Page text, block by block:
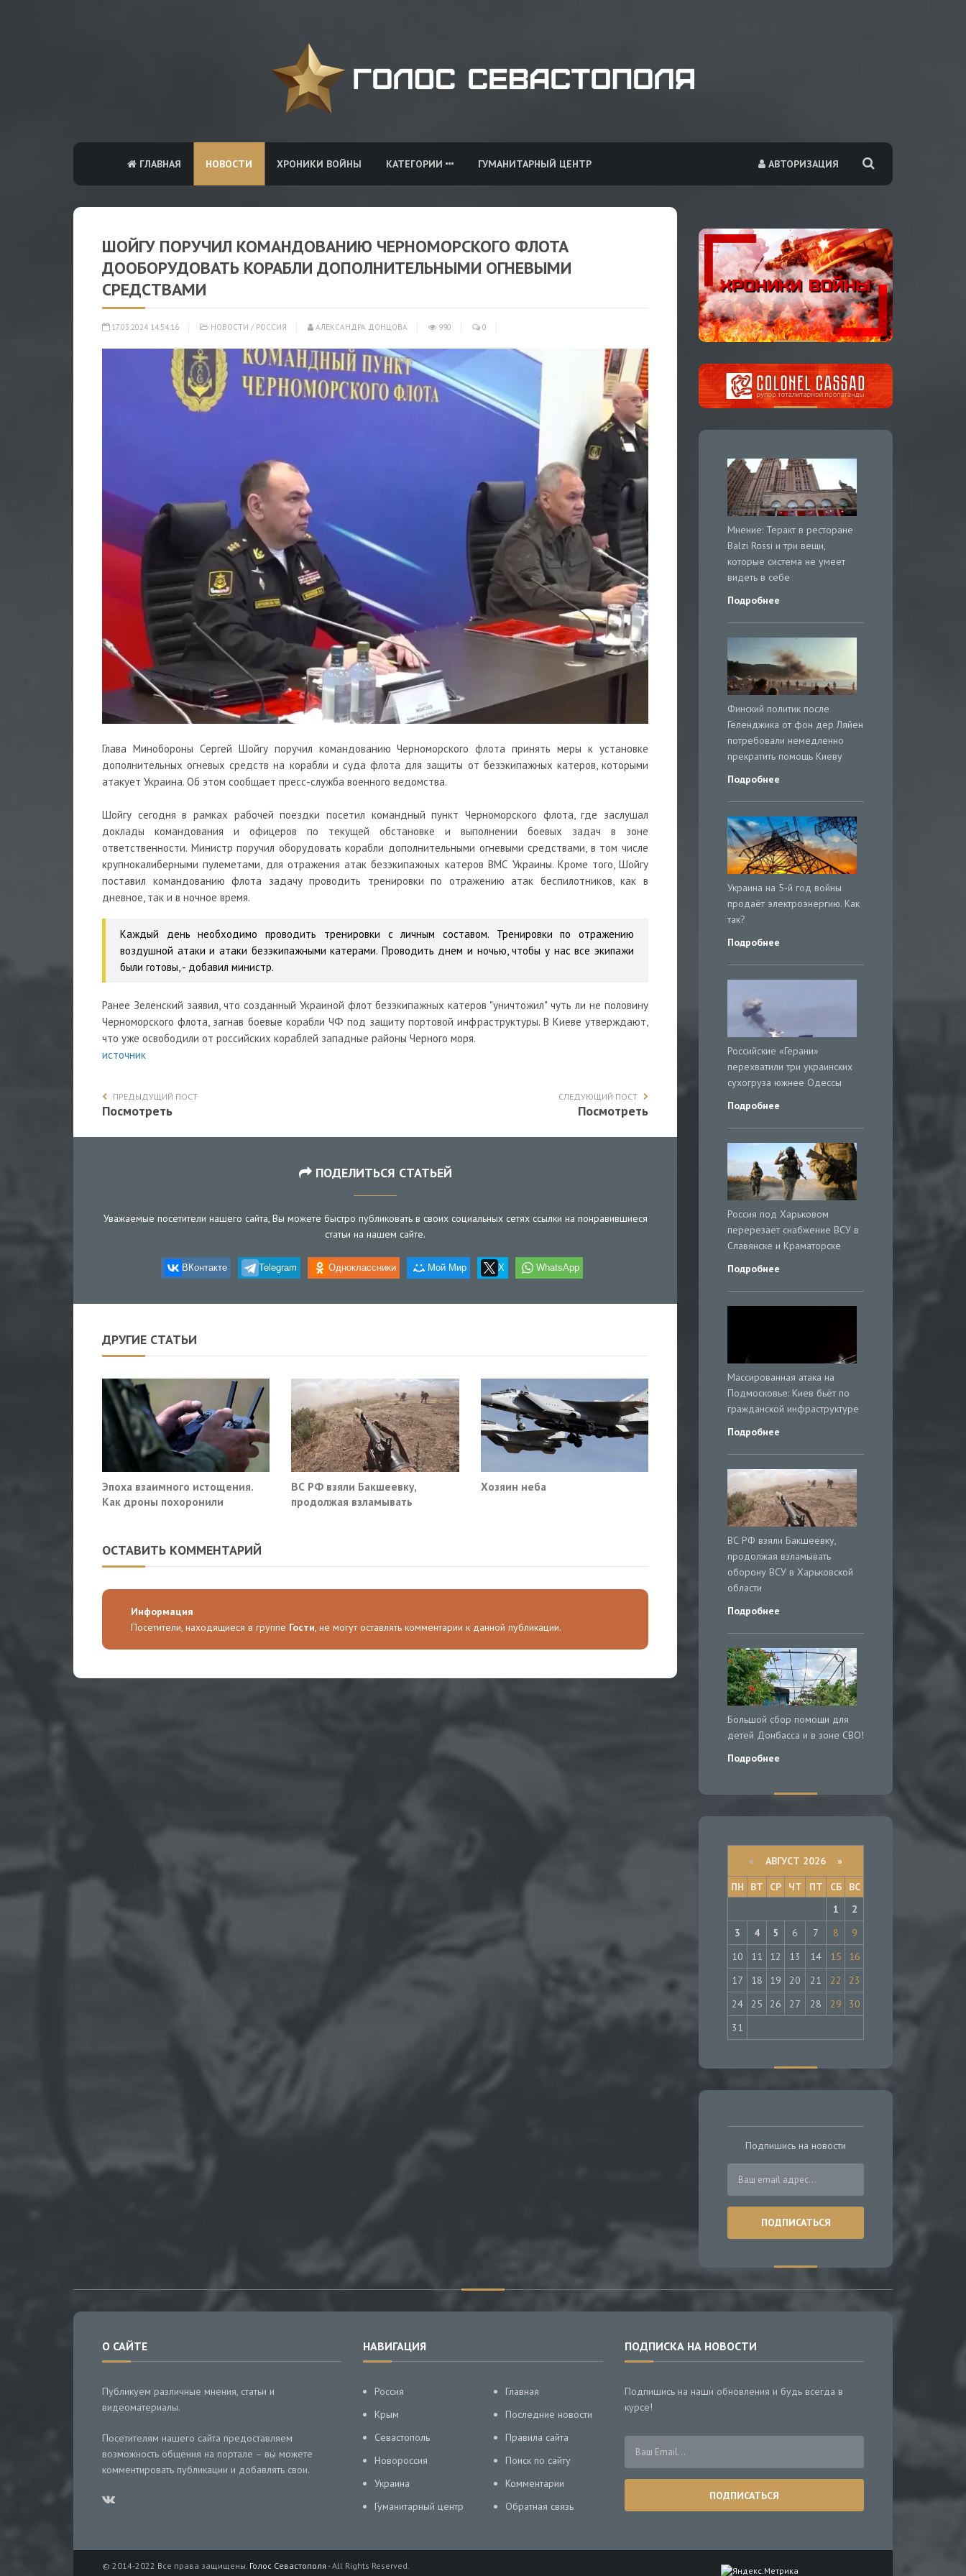
АВТОРИЗАЦИЯ
ГЛАВНАЯ НОВОСТИ ХРОНИКИ ВОЙНЫ КАТЕГОРИИ ГУМАНИТАРНЫЙ ЦЕНТР
ШОЙГУ ПОРУЧИЛ КОМАНДОВАНИЮ ЧЕРНОМОРСКОГО ФЛОТА
ДООБОРУДОВАТЬ КОРАБЛИ ДОПОЛНИТЕЛЬНЫМИ ОГНЕВЫМИ
СРЕДСТВАМИ
17.03.2024 14:54:16 НОВОСТИ / РОССИЯ АЛЕКСАНДРА ДОНЦОВА 990 0
Глава Минобороны Сергей Шойгу поручил командованию Черноморскогофлота принять меры к установке
дополнительных огневых средств на корабли и суда флота для защиты от безэкипажных катеров, которыми
атакует Украина. Об этом сообщает пресс-служба военного ведомства.
Шойгу сегодня в рамках рабочей поездки посетил командный пункт Черноморского флота, где заслушал
доклады командования и офицеров по текущей обстановке и выполнении боевых задач в зоне
ответственности. Министр поручил оборудовать корабли дополнительными огневыми средствами, в том числе
крупнокалиберными пулеметами, для отражения атак безэкипажных катеров ВМС Украины. Кроме того, Шойгу
поставил командованию флота задачу проводить тренировки по отражению атак беспилотников , как в
дневное, так и в ночное время.
Каждый день необходимо проводить тренировки с личным составом. Тренировки по отражению
воздушной атаки и атаки безэкипажными катерами. Проводить днем и ночью, чтобы у нас все экипажи
были готовы, - добавил министр.
Ранее Зеленский заявил, что созданный Украиной флот безэкипажных катеров "уничтожил" чуть ли не половину
Черноморского флота, загнав боевые корабли ЧФ под защиту портовой инфраструктуры. В Киеве утверждают,
что уже освободили от российских кораблей западные районы Черного моря.
источник
ПРЕДЫДУЩИЙ ПОСТ
Посмотреть
СЛЕДУЮЩИЙ ПОСТ
Посмотреть
ПОДЕЛИТЬСЯ СТАТЬЕЙ
Уважаемые посетители нашего сайта, Вы можете быстро публиковать в своих социальных сетях ссылки на понравившиеся
статьи на нашем сайте.
ВКонтакте Telegram Одноклассники Мой Мир X WhatsApp
ДРУГИЕ СТАТЬИ
Эпоха взаимного истощения.
Как дроны похоронили
ВС РФ взяли Бакшеевку,
продолжая взламывать
Хозяин неба
ОСТАВИТЬ КОММЕНТАРИЙ
Информация
Посетители, находящиеся в группе Гости , не могут оставлять комментарии к данной публикации.
Мнение: Теракт в ресторане
Balzi Rossi и три вещи,
которые система не умеет
видеть в себе
Подробнее
Финский политик после
Геленджика от фон дер Ляйен
потребовали немедленно
прекратить помощь Киеву
Подробнее
Украина на 5-й год войны
продаёт электроэнергию. Как
так?
Подробнее
Российские «Герани»
перехватили три украинских
сухогруза южнее Одессы
Подробнее
Россия под Харьковом
перерезает снабжение ВСУ в
Славянске и Краматорске
Подробнее
Массированная атака на
Подмосковье: Киев бьёт по
гражданской инфраструктуре
Подробнее
ВС РФ взяли Бакшеевку,
продолжая взламывать
оборону ВСУ в Харьковской
области
Подробнее
Большой сбор помощи для
детей Донбасса и в зоне СВО!
Подробнее
« АВГУСТ 2026 »
ПН
ВТ СР ЧТ ПТ СБ
ВС
1
2
3
4 5 6 7 8
9
10
11 12 13 14 15
16
17
18 19 20 21 22
23
24
25 26 27 28 29
30
31
Подпишись на новости
О САЙТЕ
Публикуем различные мнения, статьи и
видеоматериалы.
Посетителям нашего сайта предоставляем
возможность общения на портале – вы можете
комментировать публикации и добавлять свои.
НАВИГАЦИЯ
Россия
Крым
Севастополь
Новороссия
Украина
Гуманитарный центр
Главная
Последние новости
Правила сайта
Поиск по сайту
Комментарии
Обратная связь
ПОДПИСКА НА НОВОСТИ
Подпишись на наши обновления и будь всегда в
курсе!
© 2014-2022 Все права защищены. Голос Севастополя - All Rights Reserved.